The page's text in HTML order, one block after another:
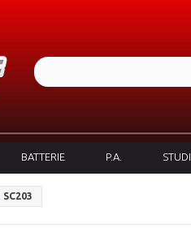
BATTERIE P.A.